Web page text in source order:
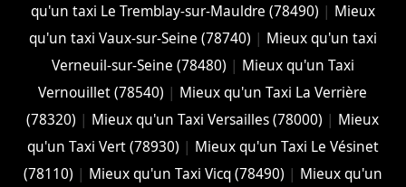
qu'un taxi Le Tremblay-sur-Mauldre (78490) | Mieux
qu'un taxi Vaux-sur-Seine (78740) | Mieux qu'un taxi
Verneuil-sur-Seine (78480) | Mieux qu'un Taxi
Vernouillet (78540) | Mieux qu'un Taxi La Verrière
(78320) | Mieux qu'un Taxi Versailles (78000) | Mieux
qu'un Taxi Vert (78930) | Mieux qu'un Taxi Le Vésinet
(78110) | Mieux qu'un Taxi Vicq (78490) | Mieux qu'un